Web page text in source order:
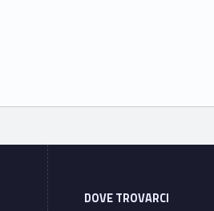
DOVE TROVARCI